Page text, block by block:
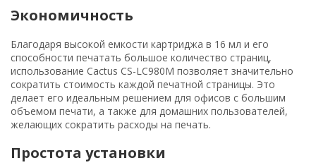
Экономичность
Благодаря высокой емкости картриджа в 16 мл и его
способности печатать большое количество страниц,
использование Cactus CS-LC980M позволяет значительно
сократить стоимость каждой печатной страницы. Это
делает его идеальным решением для офисов с большим
объемом печати, а также для домашних пользователей,
желающих сократить расходы на печать.
Простота установки